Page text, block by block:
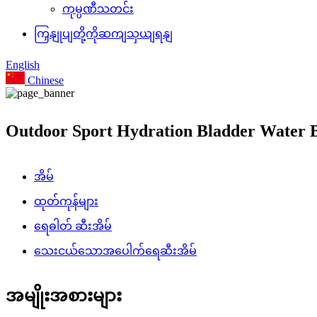
ကုမ္ပဏီသတင်း
ကြှနျုပျတို့ကိုဆကျသှယျရနျ
English
Chinese
Outdoor Sport Hydration Bladder Water
အိမ်
ထုတ်ကုန်များ
ရေဓါတ် ဆီးအိမ်
သေးငယ်သောအပေါက်ရေဆီးအိမ်
အမျိုးအစားများ